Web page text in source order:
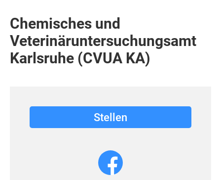
Chemisches und
Veterinäruntersuchungsamt
Karlsruhe (CVUA KA)
Stellen